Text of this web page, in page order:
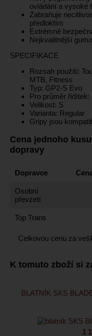
ovládání a vysoké
Zabraňuje
předloktím
Extrémně
Nejkvalitnější
SPECIFIKACE
Rozsah použití:
MTB, Fitness
Typ: GP2-S Evo
Pro průměr řidítek:
Velikost: S
Varianta: Regular
Gripy jsou
Cena jednoho
dopravy
Dopravce
Osobní
převzetí
Top Trans
Celkovou cenu za
K tomuto zboží si
BLATNÍK SKS
1